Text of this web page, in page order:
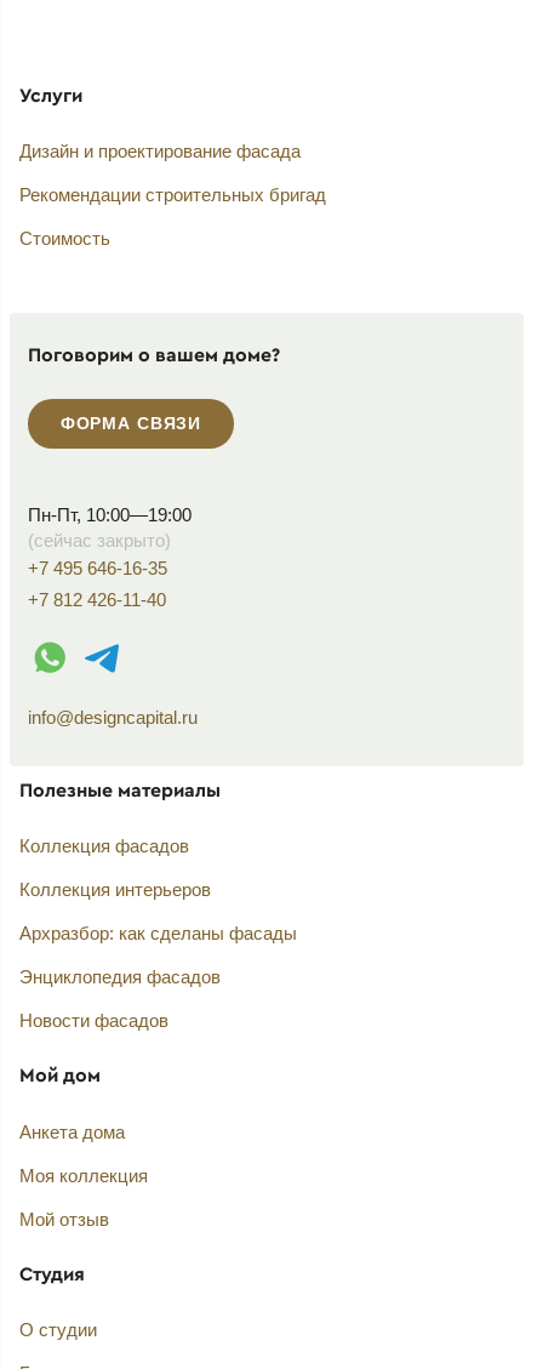
Услуги
Дизайн и проектирование фасада
Рекомендации строительных бригад
Стоимость
Поговорим о вашем доме?
ФОРМА СВЯЗИ
Пн-Пт, 10:00—19:00
(сейчас закрыто)
+7 495 646-16-35
+7 812 426-11-40
WhatsApp контакт
Telegram контакт
info@designcapital.ru
Полезные материалы
Коллекция фасадов
Коллекция интерьеров
Архразбор: как сделаны фасады
Энциклопедия фасадов
Новости фасадов
Мой дом
Анкета дома
Моя коллекция
Мой отзыв
Студия
О студии